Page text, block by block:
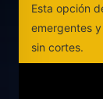
Esta opción
emergentes
sin cortes.